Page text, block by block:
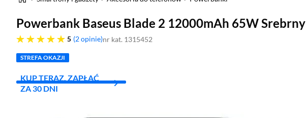
Powerbank Baseus Blade 2 12000mAh 65W Srebrny
5
pięć gwiazdek 2 opinie nr kat. 1315452
STREFA OKAZJI
KUP TERAZ, ZAPŁAĆ
ZA 30 DNI